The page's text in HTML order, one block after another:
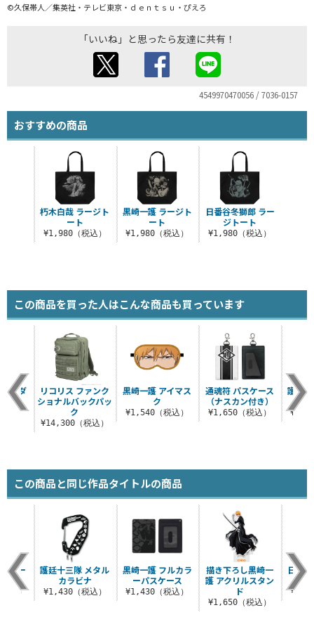
©久保帯人／集英社・テレビ東京・ｄｅｎｔｓｕ・ぴえろ
「いいね」と思ったら友達に共有！
4549970470056 / 7036-0157
おすすめの商品
黒崎一護 ラージト
ート
¥1,980（税込）
日番谷冬獅郎 ラー
ジトート
¥1,980（税込）
朽木白哉 ラージト
ート
¥1,980（税込）
この商品を買った人はこんな商品も買っています
黒崎一護 アイマス
ク
¥1,540（税込）
通魂符 パスケース
（ナスカン付き）
¥1,650（税込）
護廷
ルダ
込）
リコリス ファンク
ショナルバックパッ
ク
¥14,300（税込）
この商品と同じ作品タイトルの商品
黒崎一護 フルカラ
ーパスケース
¥1,430（税込）
描き下ろし黒崎一
護 アクリルスタン
ド
¥1,650（税込）
日番
ル
ュー
込）
護廷十三隊 メタル
カラビナ
¥1,430（税込）